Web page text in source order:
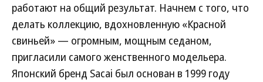
работают на общий результат. Начнем с того, что
делать коллекцию, вдохновленную «Красной
свиньей» — огромным, мощным седаном,
пригласили самого женственного модельера.
Японский бренд Sacai был основан в 1999 году